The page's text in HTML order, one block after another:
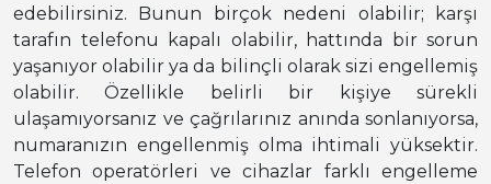
edebilirsiniz. Bunun birçok nedeni olabilir; karşı
tarafın telefonu kapalı olabilir, hattında bir sorun
yaşanıyor olabilir ya da bilinçli olarak sizi engellemiş
olabilir. Özellikle belirli bir kişiye sürekli
ulaşamıyorsanız ve çağrılarınız anında sonlanıyorsa,
numaranızın engellenmiş olma ihtimali yüksektir.
Telefon operatörleri ve cihazlar farklı engelleme